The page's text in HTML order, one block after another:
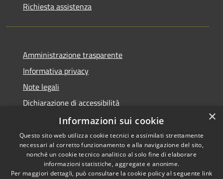
Richiesta assistenza
Amministrazione trasparente
Informativa privacy
Note legali
Dichiarazione di accessibilità
Informative Privacy
RSS
Copyright © 2026 • Comune di
×
Informazioni sui cookie
Questo sito web utilizza cookie tecnici e assimilati strettamente
necessari al corretto funzionamento e alla navigazione del sito,
nonché un cookie tecnico analitico al solo fine di elaborare
informazioni statistiche, aggregate e anonime.
Per maggiori dettagli, può consultare la cookie policy al seguente link